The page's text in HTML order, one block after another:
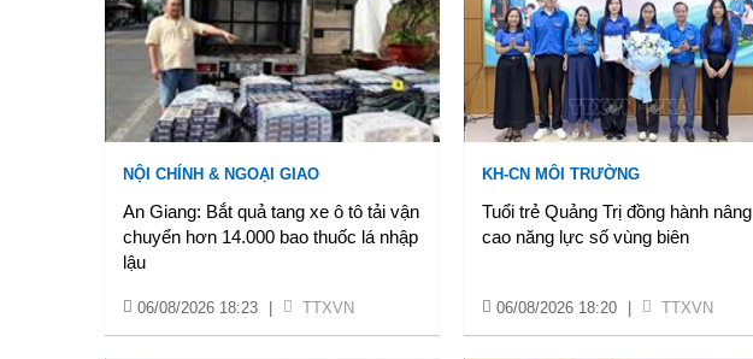
NỘI CHÍNH & NGOẠI GIAO
An Giang: Bắt quả tang xe ô tô tải vận
chuyển hơn 14.000 bao thuốc lá nhập
lậu
06/08/2026 18:23 TTXVN
KH-CN MÔI TRƯỜNG
Tuổi trẻ Quảng Trị đồng hành nâng
cao năng lực số vùng biên
06/08/2026 18:20 TTXVN